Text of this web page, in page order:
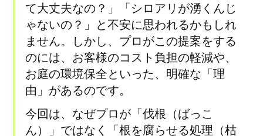
て大丈夫なの？」「シロアリが湧くんじ
ゃないの？」と不安に思われるかもしれ
ません。しかし、プロがこの提案をする
のには、お客様のコスト負担の軽減や、
お庭の環境保全といった、明確な「理
由」があるのです。
今回は、なぜプロが「伐根（ばっこ
ん）」ではなく「根を腐らせる処理（枯